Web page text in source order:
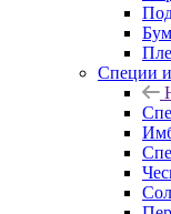
Специи